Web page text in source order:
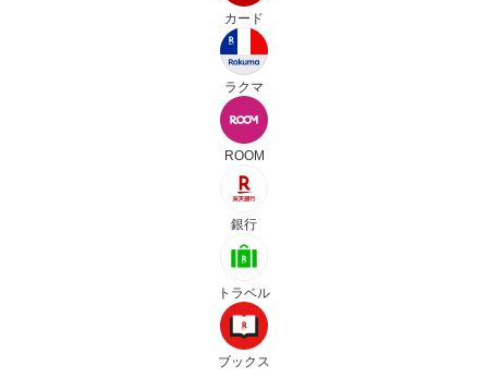
カード
ラクマ
ROOM
銀行
トラベル
ブックス